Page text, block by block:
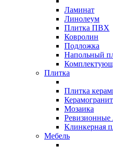
Ламинат
Линолеум
Плитка ПВХ
Ковролин
Подложка
Напольный
Плитка
Плитка
Керамогранит
Мозаика
Клинкерная
Мебель